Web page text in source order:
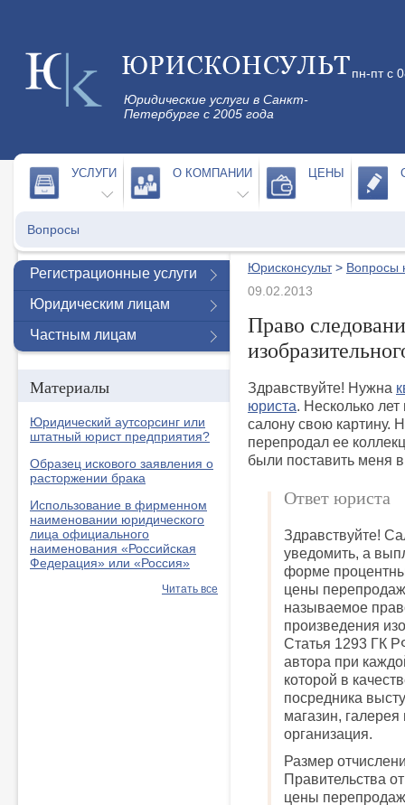
Юридические услуги в Санкт-
Петербурге с 2005 года
пн-пт с
УСЛУГИ О КОМПАНИИ ЦЕНЫ
Вопросы
Юрисконсульт> Вопросы
09.02.2013
Право
Здравствуйте! Нужна
юриста. Несколько
салону свою картину.
перепродал ее
были поставить меня
Ответ юриста
Здравствуйте!
уведомить, а
форме
цены
называемое
произведения
Статья 1293 ГК
автора при
которой в
посредника
магазин,
организация.
Размер
Правительства
цены
Регистрационные услуги
Юридическим лицам
Частным лицам
Материалы
Юридический аутсорсинг или
штатный юрист предприятия?
Образец искового заявления о
расторжении брака
Использование в фирменном
наименовании юридического
лица официального
наименования «Российская
Федерация» или «Россия»
Читать все